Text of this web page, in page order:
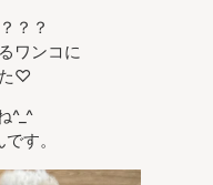
？？？
ワンコに
♡
^_^
す。